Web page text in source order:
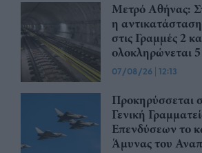
Μετρό Αθήνας:
η
στις Γραμμές 2
ολοκληρώνεται
07/08/26 | 12:13
Προκηρύσσεται
Γενική
Επενδύσεων το
Άμυνας του